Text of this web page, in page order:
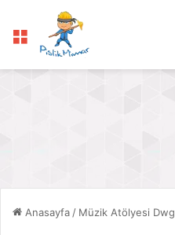
Menü
Anasayfa / Müzik Atölyesi Dwg